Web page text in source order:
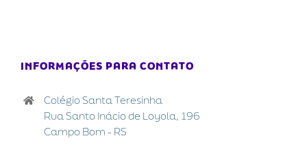
INFORMAÇÕES PARA CONTATO
Colégio Santa Teresinha
Rua Santo Inácio de Loyola, 196
Campo Bom - RS